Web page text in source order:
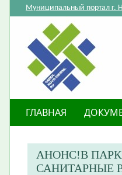
Муниципальный портал г.
ГЛАВНАЯ
АНОНС!В
САНИТАРНЫЕ